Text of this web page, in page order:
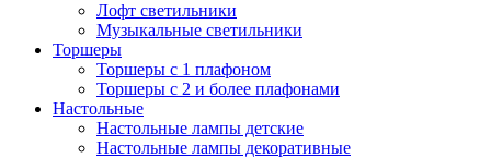
Лофт светильники
Музыкальные светильники
Торшеры
Торшеры с 1 плафоном
Торшеры с 2 и более плафонами
Настольные
Настольные лампы детские
Настольные лампы декоративные